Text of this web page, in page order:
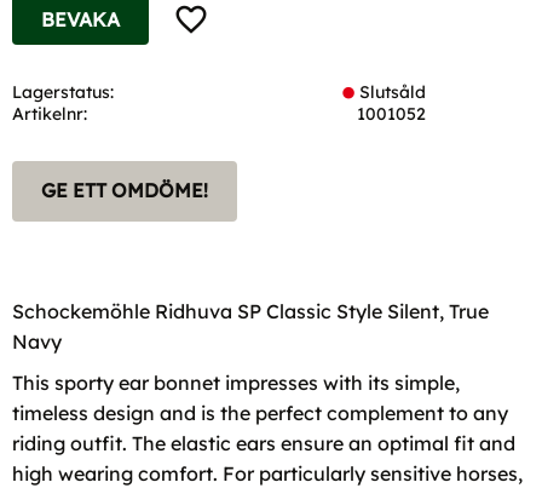
Lägg till i favoriter
BEVAKA
Lagerstatus
Slutsåld
Artikelnr
1001052
GE ETT OMDÖME!
Schockemöhle Ridhuva SP Classic Style Silent, True
Navy
This sporty ear bonnet impresses with its simple,
timeless design and is the perfect complement to any
riding outfit. The elastic ears ensure an optimal fit and
high wearing comfort. For particularly sensitive horses,